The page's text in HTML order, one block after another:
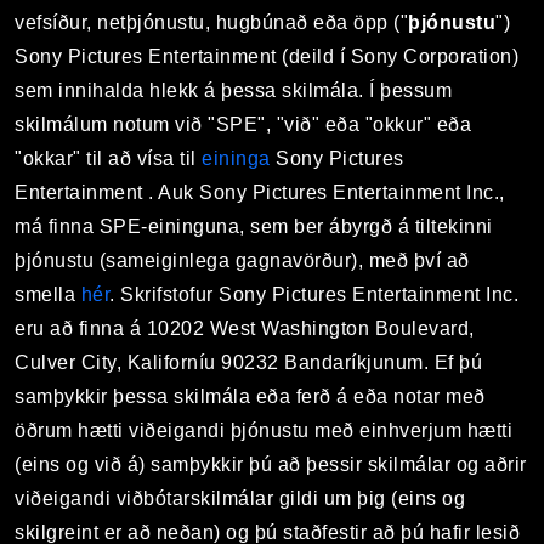
vefsíður, netþjónustu, hugbúnað eða öpp (" þjónustu")
Sony Pictures Entertainment (deild í Sony Corporation)
sem innihalda hlekk á þessa skilmála. Í þessum
skilmálum notum við "SPE", "við" eða "okkur" eða
"okkar" til að vísa til eininga Sony Pictures
Entertainment . Auk Sony Pictures Entertainment Inc.,
má finna SPE-eininguna, sem ber ábyrgð á tiltekinni
þjónustu (sameiginlega gagnavörður), með því að
smella hér. Skrifstofur Sony Pictures Entertainment Inc.
eru að finna á 10202 West Washington Boulevard,
Culver City, Kaliforníu 90232 Bandaríkjunum. Ef þú
samþykkir þessa skilmála eða ferð á eða notar með
öðrum hætti viðeigandi þjónustu með einhverjum hætti
(eins og við á) samþykkir þú að þessir skilmálar og aðrir
viðeigandi viðbótarskilmálar gildi um þig (eins og
skilgreint er að neðan) og þú staðfestir að þú hafir lesið